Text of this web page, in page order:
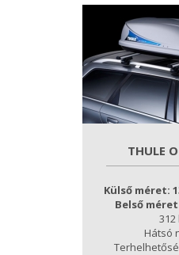
THULE
Külső méret:
Belső
312
Hátsó